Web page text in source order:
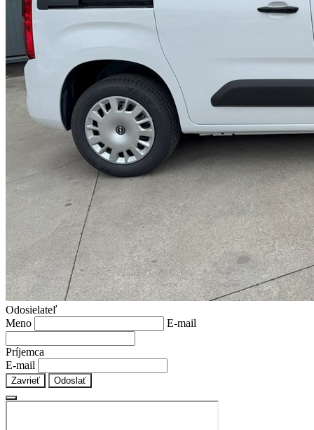
Odosielateľ
Meno
E-mail
Príjemca
E-mail
Zavrieť Odoslať